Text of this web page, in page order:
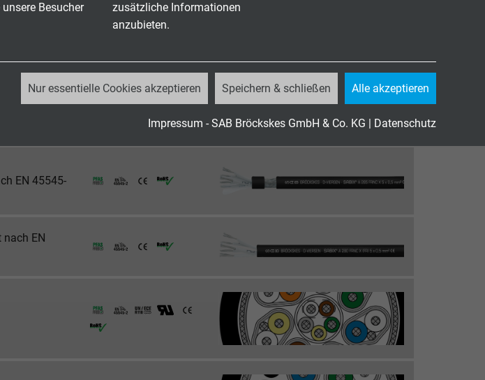
Besucher
Analysen.
Analytics
zusätzliche Informationen
anzubieten.
Nur essentielle Cookies akzeptieren Speichern & schließen Alle akzeptieren
Impressum - SAB Bröckskes GmbH & Co. KG | Datenschutz
Adern
EN 45545-
nach EN